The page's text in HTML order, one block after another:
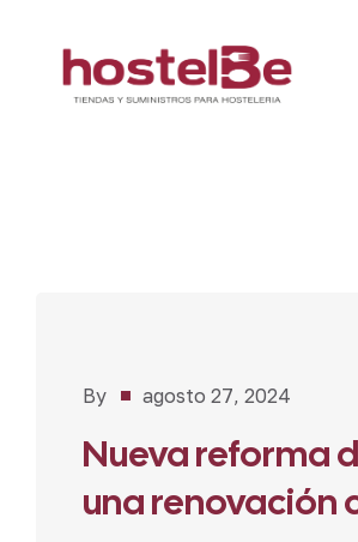
Proyectos,
By agosto 27, 2024
Nueva reforma
una renovación